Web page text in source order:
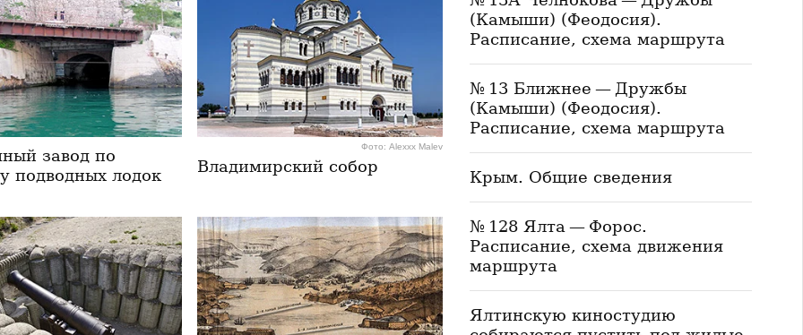
завод по
подводных лодок
Фото: Alexxx Malev
Владимирский собор
(Камыши) (Феодосия).
Расписание, схема маршрута
№ 13 Ближнее — Дружбы
(Камыши) (Феодосия).
Расписание, схема маршрута
Крым. Общие сведения
№ 128 Ялта — Форос.
Расписание, схема движения
маршрута
Ялтинскую киностудию